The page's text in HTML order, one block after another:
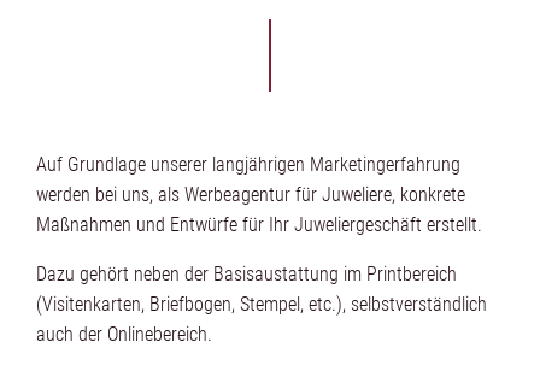
Auf Grundlage unserer langjährigen Marketingerfahrung
werden bei uns, als Werbeagentur für Juweliere, konkrete
Maßnahmen und Entwürfe für Ihr Juweliergeschäft erstellt.
Dazu gehört neben der Basisaustattung im Printbereich
(Visitenkarten, Briefbogen, Stempel, etc.), selbstverständlich
auch der Onlinebereich.